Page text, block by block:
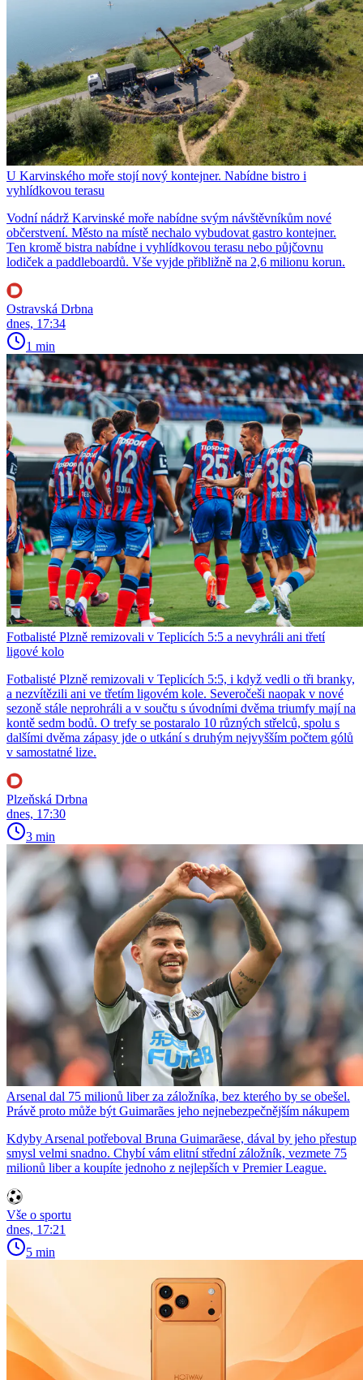
U Karvinského moře stojí nový kontejner. Nabídne bistro i
vyhlídkovou terasu
Vodní nádrž Karvinské moře nabídne svým návštěvníkům nové
občerstvení. Město na místě nechalo vybudovat gastro kontejner.
Ten kromě bistra nabídne i vyhlídkovou terasu nebo půjčovnu
lodiček a paddleboardů. Vše vyjde přibližně na 2,6 milionu korun.
Ostravská Drbna
dnes, 17:34
1 min
Fotbalisté Plzně remizovali v Teplicích 5:5 a nevyhráli ani třetí
ligové kolo
Fotbalisté Plzně remizovali v Teplicích 5:5, i když vedli o tři branky,
a nezvítězili ani ve třetím ligovém kole. Severočeši naopak v nové
sezoně stále neprohráli a v součtu s úvodními dvěma triumfy mají na
kontě sedm bodů. O trefy se postaralo 10 různých střelců, spolu s
dalšími dvěma zápasy jde o utkání s druhým nejvyšším počtem gólů
v samostatné lize.
Plzeňská Drbna
dnes, 17:30
3 min
Arsenal dal 75 milionů liber za záložníka, bez kterého by se obešel.
Právě proto může být Guimarães jeho nejnebezpečnějším nákupem
Kdyby Arsenal potřeboval Bruna Guimarãese, dával by jeho přestup
smysl velmi snadno. Chybí vám elitní střední záložník, vezmete 75
milionů liber a koupíte jednoho z nejlepších v Premier League.
Vše o sportu
dnes, 17:21
5 min